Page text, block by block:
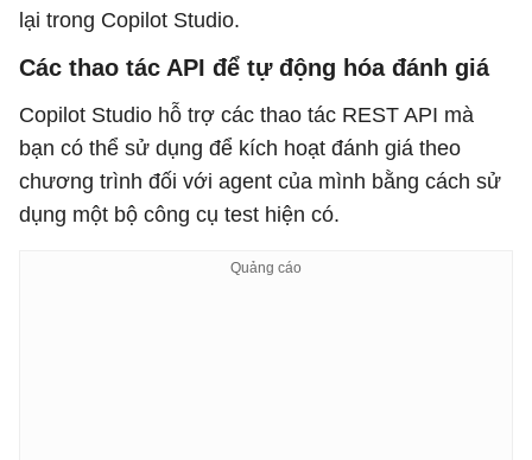
lại trong Copilot Studio.
Các thao tác API để tự động hóa đánh giá
Copilot Studio hỗ trợ các thao tác REST API mà
bạn có thể sử dụng để kích hoạt đánh giá theo
chương trình đối với agent của mình bằng cách sử
dụng một bộ công cụ test hiện có.